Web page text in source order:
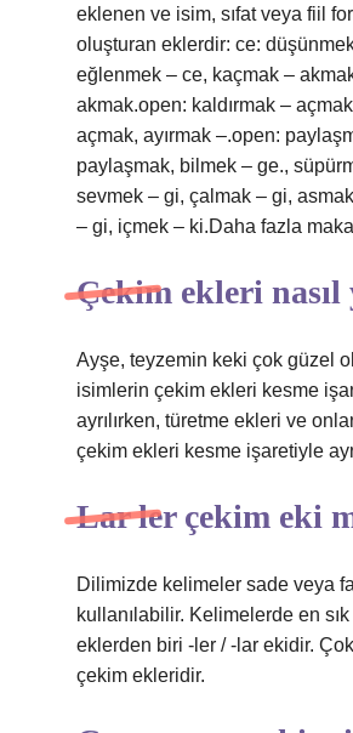
eklenen ve isim, sıfat veya fiil
oluşturan eklerdir: ce:
eğlenmek – ce, kaçmak –
akmak.open: kaldırmak –
açmak, ayırmak –.open:
paylaşmak, bilmek – ge.,
sevmek – gi, çalmak – gi,
– gi, içmek – ki.Daha fazla
Çekim ekleri nasıl
Ayşe, teyzemin keki çok güzel
isimlerin çekim ekleri kesme
ayrılırken, türetme ekleri ve
çekim ekleri kesme işaretiyle
Lar ler çekim eki
Dilimizde kelimeler sade veya
kullanılabilir. Kelimelerde en
eklerden biri -ler / -lar ekidir.
çekim ekleridir.